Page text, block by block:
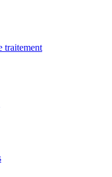
traitement